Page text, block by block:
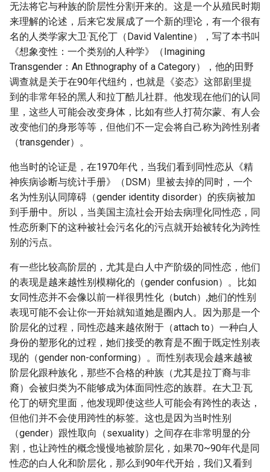
无法将它与种族的阶层性分割开来的。这是一个从殖民时期
来理解的论述，后来它发展成了一个新的理论，有一个很有
名的人类学家大卫·瓦伦丁（David Valentine），写了本书叫
《想象变性：一个类别的人种学》（Imagining
Transgender：An Ethnography of a Category），他的田野
调查就是关于在90年代纽约，也就是《姿态》这部剧里提
到的非常年轻的黑人和拉丁酷儿社群。他发现在他们的认同
里，这些人可能会改变身体，比如有些人打荷尔蒙、有人会
改变他们的身形等等，但他们不一定会将自己称为跨性别者
（transgender）。
他当时的论证是，在1970年代，当我们看到同性恋从《精
神疾病诊断与统计手册》（DSM）里被去掉的同时，一个
名为性别认同障碍（gender identity disorder）的疾病被加
到手册中。所以，当美国主流社会开始去病理化同性恋，同
性恋所剩下的这种被社会污名化的污点就开始被转化为跨性
别的污点。
有一些比较高阶层的，尤其是白人中产阶级的同性恋，他们
的表现是越来越性别模糊化的（gender confusion）。比如
女同性恋并不会像以前一样很男性化（butch）,她们的性别
表现可能不会让你一开始就知道她是圈内人。因为那是一个
阶层化的过程，同性恋越来越依附于（attach to）一种白人
身份的塑形化的过程，她们接受的教育是不囿于既定性别表
现的（gender non-conforming）。而性别表现会越来越被
阶层化跟种族化，那些不合格的种族（尤其是拉丁裔与非
裔）会被归类为不能够成为体面同性恋的族群。在大卫·瓦
伦丁的研究里面，他发现即使这些人可能会有跨性的表达，
但他们并不会使用跨性的标签。这也是因为当时性别
（gender）跟性取向（sexuality）之间存在非常明显的分
割，也让跨性的概念慢慢地被阶层化，如果70~90年代是同
性恋的白人化和阶层化，那么到90年代开始，我们又看到